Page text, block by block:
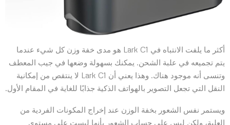
أكثر ما يلفت الانتباه في Lark C1 هو مدى خفة وزن كل شيء عندما
يتم تجميعه في علبة الشحن. يمكنك بسهولة وضعها في جيب المعطف
وتنسى أنه موجود هناك. وهذا يعني أن Lark C1 لا ينتقص من إمكانية
النقل التي تجعل التصوير بالهواتف الذكية جذابًا للغاية في المقام الأول.
ويستمر نفس الشعور بخفة الوزن عند إخراج المكونات الفردية من
العلبة، ولكن ليس على حساب الشعور بأنها ليست على مستوى